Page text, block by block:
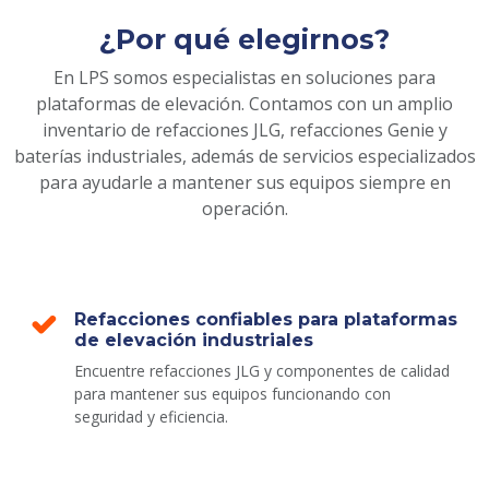
¿Por qué elegirnos?
En LPS somos especialistas en soluciones para
plataformas de elevación. Contamos con un amplio
inventario de refacciones JLG, refacciones Genie y
baterías industriales, además de servicios especializados
para ayudarle a mantener sus equipos siempre en
operación.
Refacciones confiables para plataformas
de elevación industriales
Encuentre refacciones JLG y componentes de calidad
para mantener sus equipos funcionando con
seguridad y eficiencia.